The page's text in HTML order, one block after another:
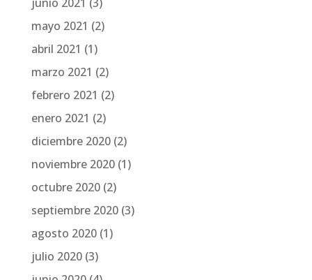
mayo 2021 (2)
abril 2021 (1)
marzo 2021 (2)
febrero 2021 (2)
enero 2021 (2)
diciembre 2020(2)
noviembre 2020(1)
octubre 2020(2)
septiembre 2020(3)
agosto 2020(1)
julio 2020(3)